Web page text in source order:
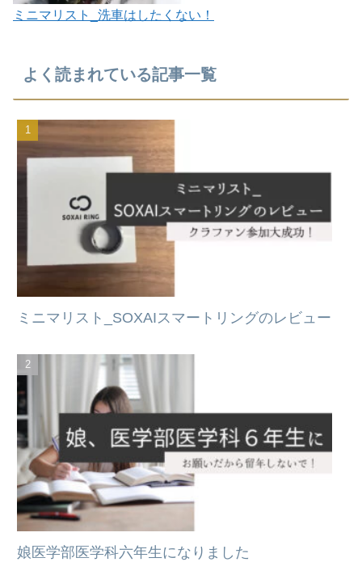
ミニマリスト_洗車はしたくない！
よく読まれている記事一覧
ミニマリスト_SOXAIスマートリングのレビュー
娘医学部医学科六年生になりました